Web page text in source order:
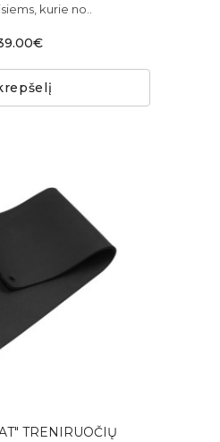
kurie no..
TRENIRUOČIŲ